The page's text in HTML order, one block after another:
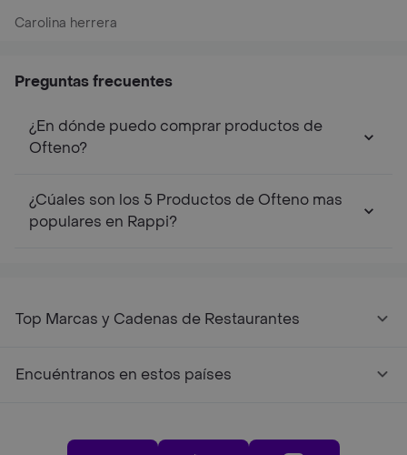
Carolina herrera
Preguntas frecuentes
¿En dónde puedo comprar productos de
Ofteno?
¿Cúales son los 5 Productos de Ofteno mas
populares en Rappi?
Top Marcas y Cadenas de Restaurantes
Encuéntranos en estos países